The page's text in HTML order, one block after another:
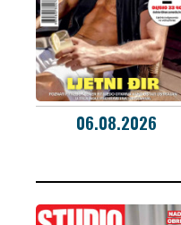
06.08.2026